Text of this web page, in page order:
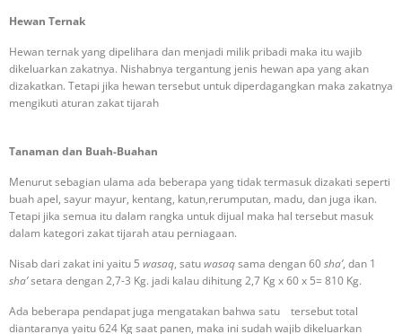
Hewan Ternak
Hewan ternak yang dipelihara dan menjadi milik pribadi maka itu wajib
dikeluarkan zakatnya. Nishabnya tergantung jenis hewan apa yang akan
dizakatkan. Tetapi jika hewan tersebut untuk diperdagangkan maka zakatnya
mengikuti aturan zakat tijarah
Tanaman dan Buah-Buahan
Menurut sebagian ulama ada beberapa yang tidak termasuk dizakati seperti
buah apel, sayur mayur, kentang, katun,rerumputan, madu, dan juga ikan.
Tetapi jika semua itu dalam rangka untuk dijual maka hal tersebut masuk
dalam kategori zakat tijarah atau perniagaan.
Nisab dari zakat ini yaitu 5 wasaq, satuwasaqsama dengan 60sha’, dan 1
sha’setara dengan 2,7-3 Kg. jadi kalau dihitung 2,7 Kg x 60 x 5= 810 Kg.
Ada beberapa pendapat juga mengatakan bahwa satu
tersebut total
diantaranya yaitu 624 Kg saat panen, maka ini sudah wajib dikeluarkan